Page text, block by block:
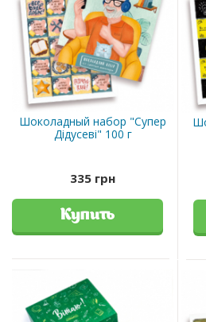
Шоколадный набор "Супер
Дідусеві" 100 г
335 грн
Купить